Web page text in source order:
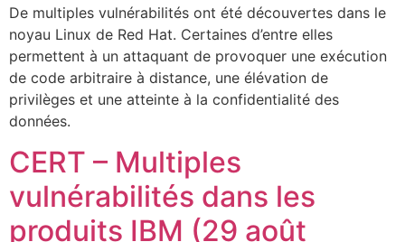
De multiples vulnérabilités ont été découvertes dans le
noyau Linux de Red Hat. Certaines d’entre elles
permettent à un attaquant de provoquer une exécution
de code arbitraire à distance, une élévation de
privilèges et une atteinte à la confidentialité des
données.
CERT – Multiples
vulnérabilités dans les
produits IBM (29 août